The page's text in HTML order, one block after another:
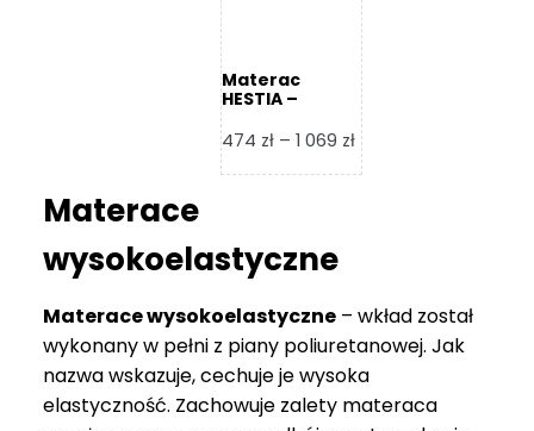
Materac
HESTIA –
474 zł – 1 069 złZakres
cen:
069 zł
Materace
wysokoelastyczne
Materace wysokoelastyczne – wkład został
wykonany w pełni z piany poliuretanowej. Jak
nazwa wskazuje, cechuje je wysoka
elastyczność. Zachowuje zalety materaca